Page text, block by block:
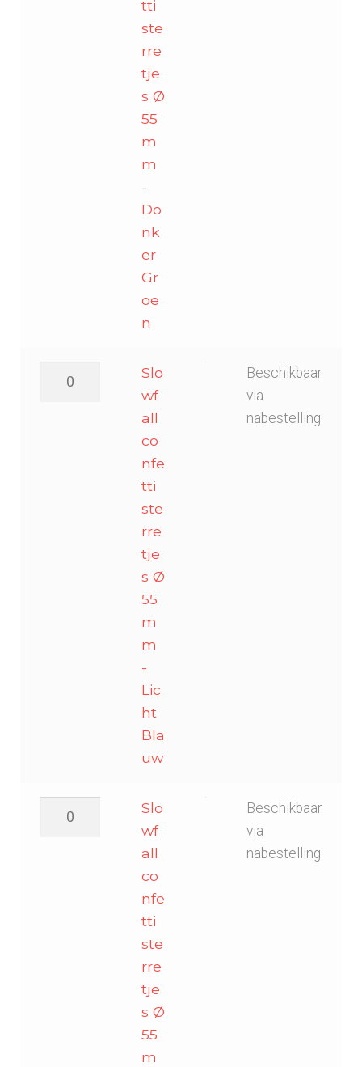
tti
ste
rre
tje
s Ø
55
m
m
-
Do
nk
er
Gr
oe
n
Slo
wf
all
co
nfe
tti
ste
rre
tje
s Ø
55
m
m
-
Lic
ht
Bla
uw
Beschikbaar
via
nabestelling
Slo
wf
all
co
nfe
tti
ste
rre
tje
s Ø
55
m
Beschikbaar
via
nabestelling